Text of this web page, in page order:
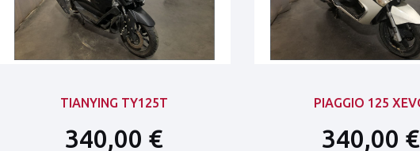
TIANYING TY125T
340,00 €
PIAGGIO 125
340,00 €